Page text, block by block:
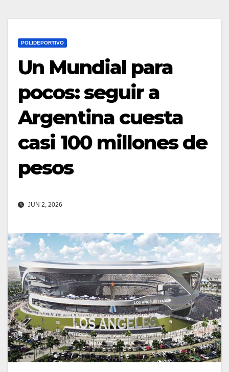
POLIDEPORTIVO
Un Mundial para
pocos: seguir a
Argentina cuesta
casi 100 millones de
pesos
JUN 2, 2026